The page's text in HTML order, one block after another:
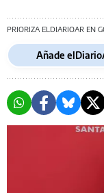
PRIORIZA ELDIARIOAR EN
Añade